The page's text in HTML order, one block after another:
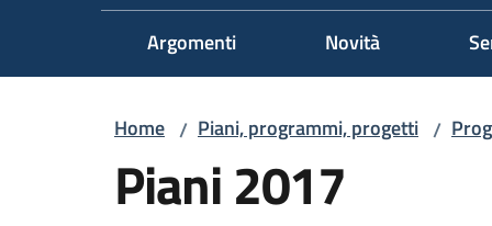
Argomenti Novità
Home / Piani, programmi, progetti /
Piani 2017